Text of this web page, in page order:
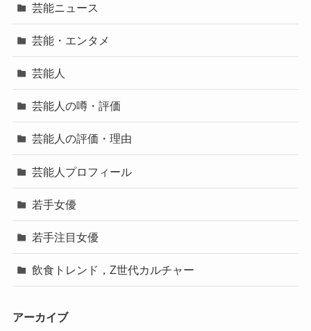
芸能ニュース
芸能・エンタメ
芸能人
芸能人の噂・評価
芸能人の評価・理由
芸能人プロフィール
若手女優
若手注目女優
飲食トレンド，Z世代カルチャー
アーカイブ